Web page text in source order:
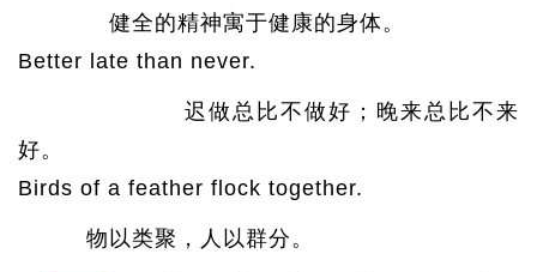
健全的精神寓于健康的身体。
Better late than never.
迟做总比不做好；晚来总比不来
好。
Birds of a feather flock together.
物以类聚，人以群分。